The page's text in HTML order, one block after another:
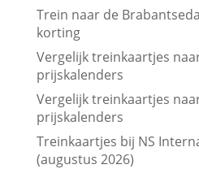
Trein naar de
korting
Vergelijk treinkaartjes
prijskalenders
Vergelijk treinkaartjes
prijskalenders
Treinkaartjes bij NS
(augustus 2026)